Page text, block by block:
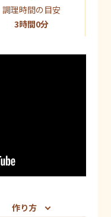
調理時間の目安
3時間0分
作り方